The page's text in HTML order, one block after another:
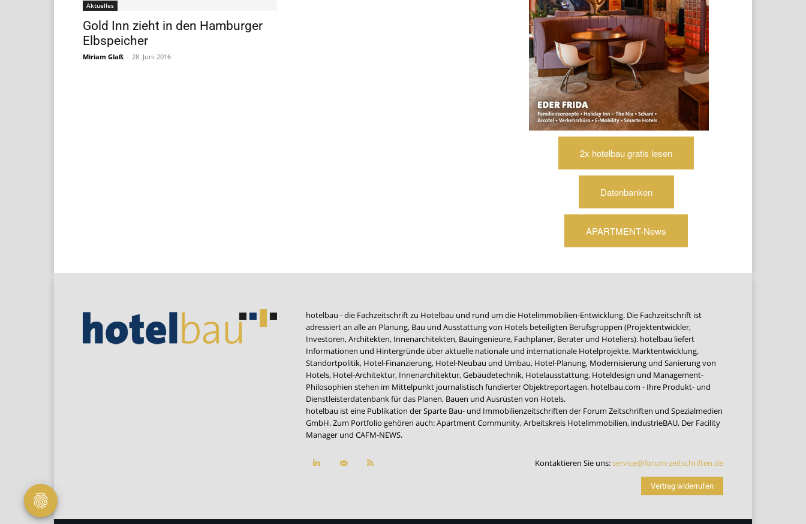
Aktuelles
Gold Inn zieht in den Hamburger
Elbspeicher
Miriam Glaß - 28. Juni 2016
2x hotelbau gratis lesen
Datenbanken
APARTMENT-News
hotelbau - die Fachzeitschrift zu Hotelbau und rund um die Hotelimmobilien-Entwicklung. Die Fachzeitschrift ist
adressiert an alle an Planung, Bau und Ausstattung von Hotels beteiligten Berufsgruppen (Projektentwickler,
Investoren, Architekten, Innenarchitekten, Bauingenieure, Fachplaner, Berater und Hoteliers). hotelbau liefert
Informationen und Hintergründe über aktuelle nationale und internationale Hotelprojekte. Marktentwicklung,
Standortpolitik, Hotel-Finanzierung, Hotel-Neubau und Umbau, Hotel-Planung, Modernisierung und Sanierung von
Hotels, Hotel-Architektur, Innenarchitektur, Gebäudetechnik, Hotelausstattung, Hoteldesign und Management-
Philosophien stehen im Mittelpunkt journalistisch fundierter Objektreportagen. hotelbau.com - Ihre Produkt- und
Dienstleisterdatenbank für das Planen, Bauen und Ausrüsten von Hotels.
hotelbau ist eine Publikation der Sparte Bau- und Immobilienzeitschriften der Forum Zeitschriften und Spezialmedien
GmbH. Zum Portfolio gehören auch:Apartment Community,Arbeitskreis Hotelimmobilien, industrieBAU, Der Facility
Manager und CAFM-NEWS.
Kontaktieren Sie uns:service@forum-zeitschriften.de
Vertrag widerrufen